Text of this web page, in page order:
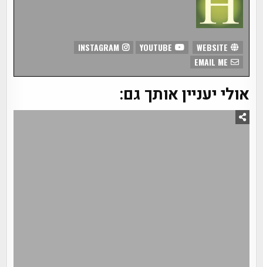
INSTAGRAM
אולי יעניין אותך גם: